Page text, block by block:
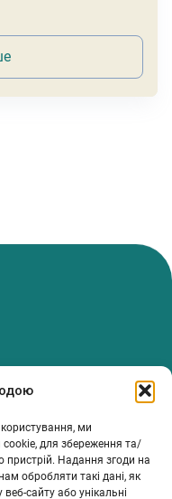
ми
cookie, для збереження та/
пристрій. Надання згоди на
обробляти такі дані, як
сайту або унікальні
щоб допомагати вам
н, Івано-Франківська